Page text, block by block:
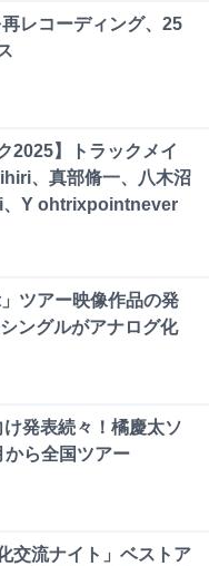
レコーディング、25
2025】トラックメイ
、真部脩一、八木沼
Y ohtrixpointnever
ツアー映像作品の発
ングルがアナログ化
発表続々！橘慶太ソ
から全国ツアー
交流ナイト」ベストア